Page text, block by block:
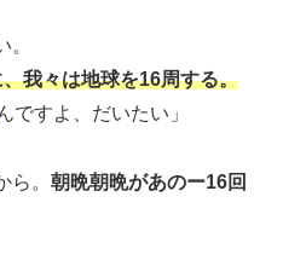
我々は地球を16周する。
ですよ、だいたい」
。 朝晩朝晩があのー16回